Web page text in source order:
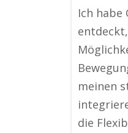
Ich habe
meinen
die